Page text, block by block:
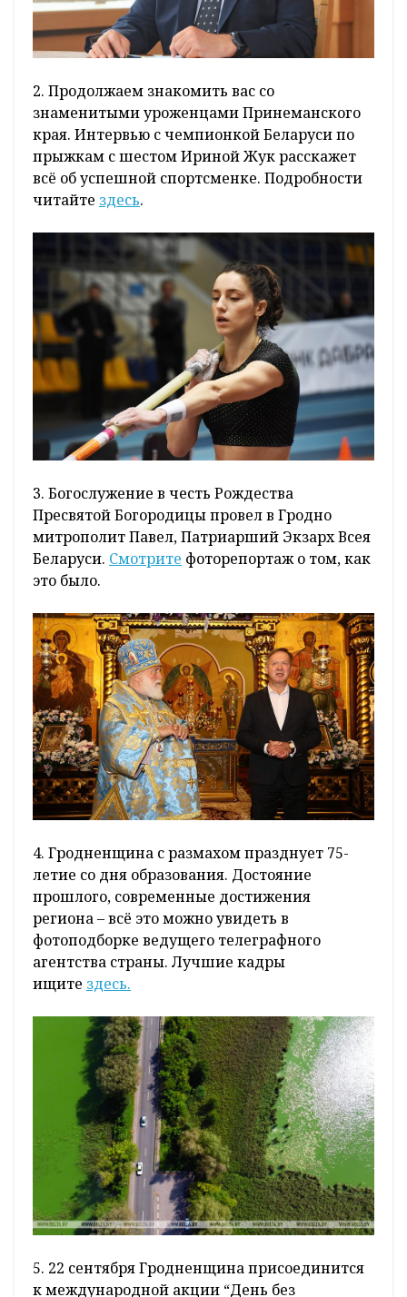
2. Продолжаем знакомить вас со
знаменитыми уроженцами Принеманского
края. Интервью с чемпионкой Беларуси по
прыжкам с шестом Ириной Жук расскажет
всё об успешной спортсменке. Подробности
читайте здесь.
3. Богослужение в честь Рождества
Пресвятой Богородицы провел в Гродно
митрополит Павел, Патриарший Экзарх Всея
Беларуси. Смотрите фоторепортаж о том, как
это было.
4. Гродненщина с размахом празднует 75-
летие со дня образования. Достояние
прошлого, современные достижения
региона – всё это можно увидеть в
фотоподборке ведущего телеграфного
агентства страны. Лучшие кадры
ищите здесь.
5. 22 сентября Гродненщина присоединится
к международной акции “День без